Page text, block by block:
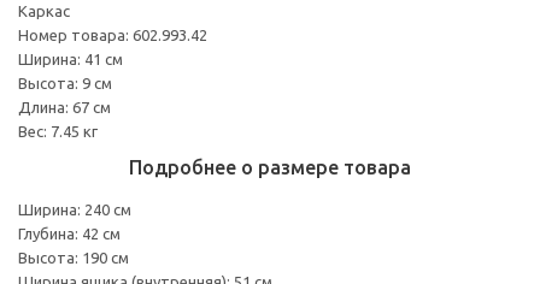
Каркас
Номер товара: 602.993.42
Ширина: 41 см
Высота: 9 см
Длина: 67 см
Вес: 7.45 кг
Подробнее о размере товара
Ширина: 240 см
Глубина: 42 см
Высота: 190 см